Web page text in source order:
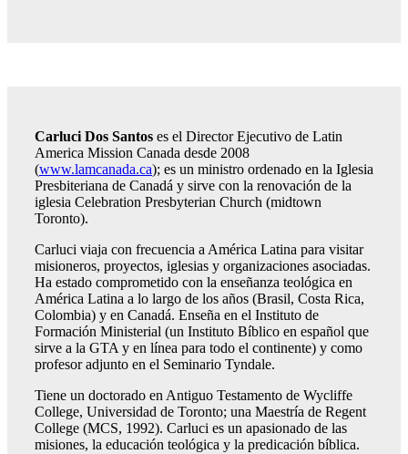
Carluci Dos Santos es el Director Ejecutivo de Latin
America Mission Canada desde 2008
(www.lamcanada.ca); es un ministro ordenado en la Iglesia
Presbiteriana de Canadá y sirve con la renovación de la
iglesia Celebration Presbyterian Church (midtown
Toronto).
Carluci viaja con frecuencia a América Latina para visitar
misioneros, proyectos, iglesias y organizaciones asociadas.
Ha estado comprometido con la enseñanza teológica en
América Latina a lo largo de los años (Brasil, Costa Rica,
Colombia) y en Canadá. Enseña en el Instituto de
Formación Ministerial (un Instituto Bíblico en español que
sirve a la GTA y en línea para todo el continente) y como
profesor adjunto en el Seminario Tyndale.
Tiene un doctorado en Antiguo Testamento de Wycliffe
College, Universidad de Toronto; una Maestría de Regent
College (MCS, 1992). Carluci es un apasionado de las
misiones, la educación teológica y la predicación bíblica.